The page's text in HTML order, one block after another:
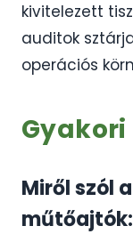
kivitelezett
auditok
operációs
Miről szól